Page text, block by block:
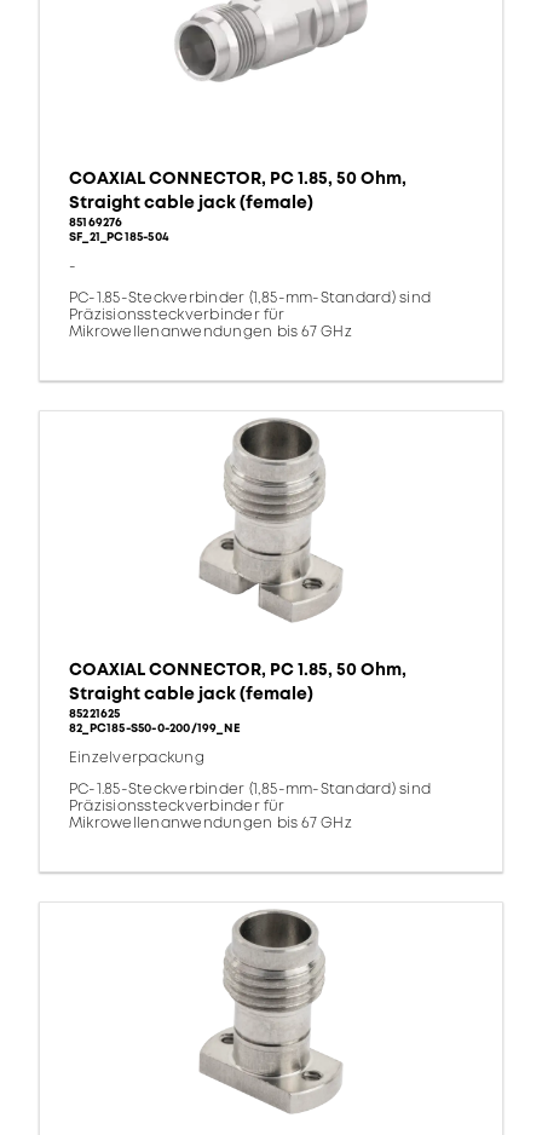
COAXIAL CONNECTOR, PC 1.85, 50 Ohm,
Straight cable jack (female)
85169276
SF_21_PC185-504
-
PC-1.85-Steckverbinder (1,85-mm-Standard) sind
Präzisionssteckverbinder für
Mikrowellenanwendungen bis 67 GHz
COAXIAL CONNECTOR, PC 1.85, 50 Ohm,
Straight cable jack (female)
85221625
82_PC185-S50-0-200/199_NE
Einzelverpackung
PC-1.85-Steckverbinder (1,85-mm-Standard) sind
Präzisionssteckverbinder für
Mikrowellenanwendungen bis 67 GHz